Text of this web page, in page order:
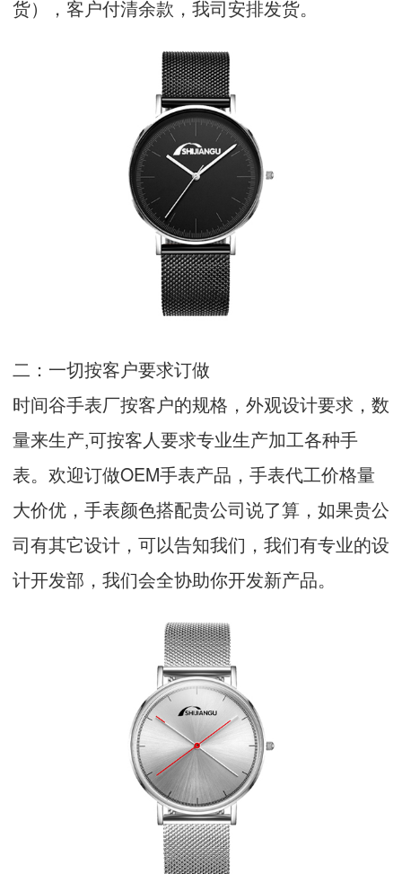
货），客户付清余款，我司安排发货。
二：一切按客户要求订做
时间谷手表厂按客户的规格，外观设计要求，数
量来生产,可按客人要求专业生产加工各种手
表。欢迎订做OEM手表产品，手表代工价格量
大价优，手表颜色搭配贵公司说了算，如果贵公
司有其它设计，可以告知我们，我们有专业的设
计开发部，我们会全协助你开发新产品。